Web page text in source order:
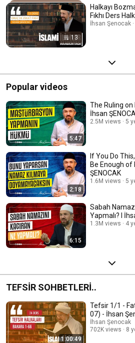
13
Halkayı
Fıkhı Ders
İhsan Şenocak
Popular videos
5:47
The Ruling
İhsan
2.5M views 5
2:18
If You Do
Be Enough of
ŞENOCAK
1.6M views 5
6:15
Sabah
Yapmalı? I
1.3M views 4
TEFSİR SOHBETLERİ..
1:00:49
Tefsir 1/1 -
07) - İhsan
İhsan Şenocak
702K views
8